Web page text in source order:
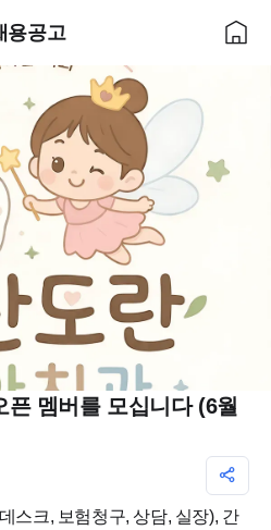
용공고
픈 멤버를 모십니다 (6월
스크, 보험청구, 상담, 실장), 간